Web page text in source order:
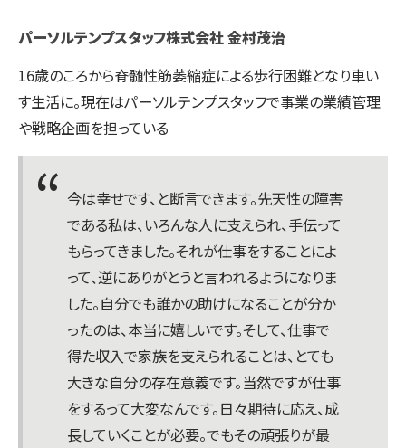
パーソルテンプスタッフ株式会社 金村茂治
16歳のころから脊髄性筋萎縮症による歩行困難となり車い
す生活に。現在はパーソルテンプスタッフで事業の業績管理
や戦略企画を担っている
今は幸せです、と断言できます。先天性の障害
である私は、いろんな人に支えられ、手伝って
もらってきました。それが仕事をすることによ
って、逆にありがとうと言われるようになりま
した。自分でも誰かの助けになることが分か
ったのは、本当に嬉しいです。そして、仕事で
得た収入で家族を支えられることは、とても
大きな自分の存在意義です。当然ですが仕事
をするって大変なんです。日々期待に応え、成
長していくことが必要。でもその頑張りが最